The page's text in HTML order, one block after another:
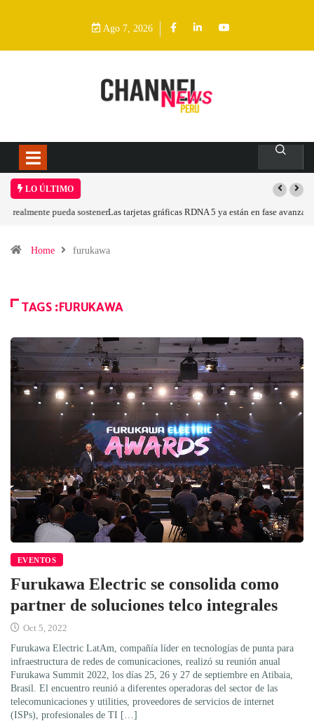
Ago 7, 2026
LO ÚLTIMO
Las tarjetas gráficas RDNA 5 ya están en fase avanzada de desarrollo
Home furukawa
TAGS :FURUKAWA
EVENTOS
Furukawa Electric se consolida como
partner de soluciones telco integrales
Oct 5, 2022
Furukawa Electric LatAm, compañía líder en tecnologías de punta para
infraestructura de redes de comunicaciones, realizó su reunión anual
Furukawa Summit 2022, los días 25, 26 y 27 de septiembre en Atibaia,
Brasil. El encuentro reunió a diferentes operadoras del sector de las
telecomunicaciones y utilities, proveedores de servicios de internet
(ISPs), profesionales de TI […]